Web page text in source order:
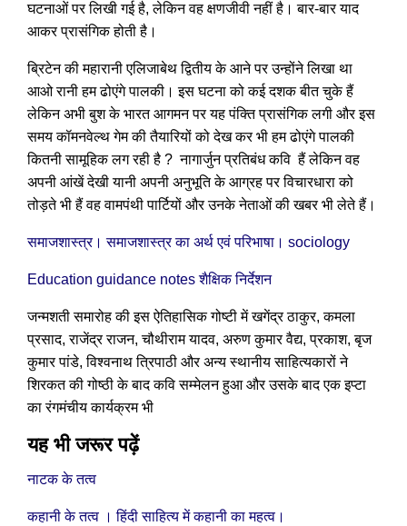
घटनाओं पर लिखी गई है, लेकिन वह क्षणजीवी नहीं है। बार-बार याद
आकर प्रासंगिक होती है।
ब्रिटेन की महारानी एलिजाबेथ द्वितीय के आने पर उन्होंने लिखा था
आओ रानी हम ढोएंगे पालकी। इस घटना को कई दशक बीत चुके हैं
लेकिन अभी बुश के भारत आगमन पर यह पंक्ति प्रासंगिक लगी और इस
समय कॉमनवेल्थ गेम की तैयारियों को देख कर भी हम ढोएंगे पालकी
कितनी सामूहिक लग रही है ? नागार्जुन प्रतिबंध कवि हैं लेकिन वह
अपनी आंखें देखी यानी अपनी अनुभूति के आग्रह पर विचारधारा को
तोड़ते भी हैं वह वामपंथी पार्टियों और उनके नेताओं की खबर भी लेते हैं।
समाजशास्त्र। समाजशास्त्र का अर्थ एवं परिभाषा। sociology
Education guidance notes शैक्षिक निर्देशन
जन्मशती समारोह की इस ऐतिहासिक गोष्टी में खगेंद्र ठाकुर, कमला
प्रसाद, राजेंद्र राजन, चौथीराम यादव, अरुण कुमार वैद्य, प्रकाश, बृज
कुमार पांडे, विश्वनाथ त्रिपाठी और अन्य स्थानीय साहित्यकारों ने
शिरकत की गोष्ठी के बाद कवि सम्मेलन हुआ और उसके बाद एक इप्टा
का रंगमंचीय कार्यक्रम भी
यह भी जरूर पढ़ें
नाटक के तत्व
कहानी के तत्व । हिंदी साहित्य में कहानी का महत्व।